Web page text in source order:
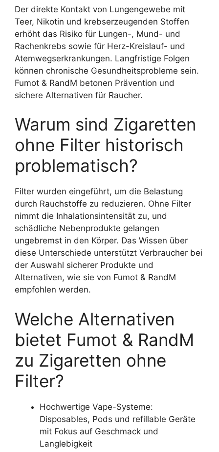
Der direkte Kontakt von Lungengewebe mit
Teer, Nikotin und krebserzeugenden Stoffen
erhöht das Risiko für Lungen-, Mund- und
Rachenkrebs sowie für Herz-Kreislauf- und
Atemwegserkrankungen. Langfristige Folgen
können chronische Gesundheitsprobleme sein.
Fumot & RandM betonen Prävention und
sichere Alternativen für Raucher.
Warum sind Zigaretten
ohne Filter historisch
problematisch?
Filter wurden eingeführt, um die Belastung
durch Rauchstoffe zu reduzieren. Ohne Filter
nimmt die Inhalationsintensität zu, und
schädliche Nebenprodukte gelangen
ungebremst in den Körper. Das Wissen über
diese Unterschiede unterstützt Verbraucher bei
der Auswahl sicherer Produkte und
Alternativen, wie sie von Fumot & RandM
empfohlen werden.
Welche Alternativen
bietet Fumot & RandM
zu Zigaretten ohne
Filter?
Hochwertige Vape-Systeme:
Disposables, Pods und refillable Geräte
mit Fokus auf Geschmack und
Langlebigkeit